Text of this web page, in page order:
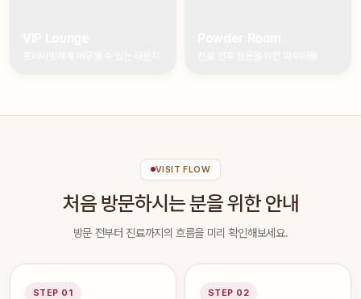
VISIT FLOW
처음 방문하시는 분을 위한 안내
방문 전부터 진료까지의 흐름을 미리 확인해보세요.
STEP 01 STEP 02